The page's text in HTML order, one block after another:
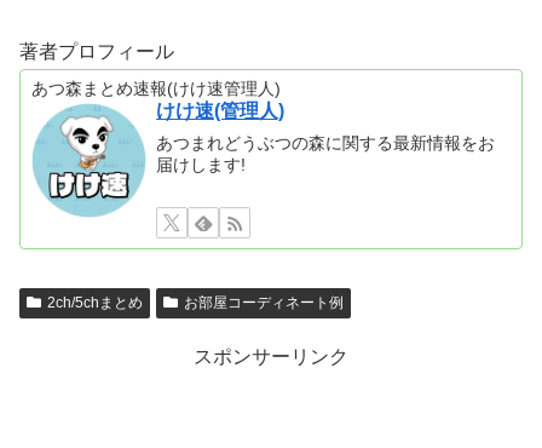
著者プロフィール
あつ森まとめ速報(けけ速管理人)
けけ速(管理人)
あつまれどうぶつの森に関する最新情報をお
届けします!
2ch/5chまとめ お部屋コーディネート例
スポンサーリンク